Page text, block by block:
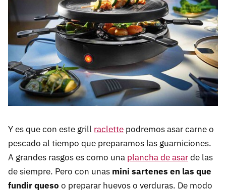
Y es que con este grill raclette podremos asar carne o
pescado al tiempo que preparamos las guarniciones.
A grandes rasgos es como una plancha de asarde las
de siempre. Pero con unas mini sartenes en las que
fundir queso o preparar huevos o verduras. De modo